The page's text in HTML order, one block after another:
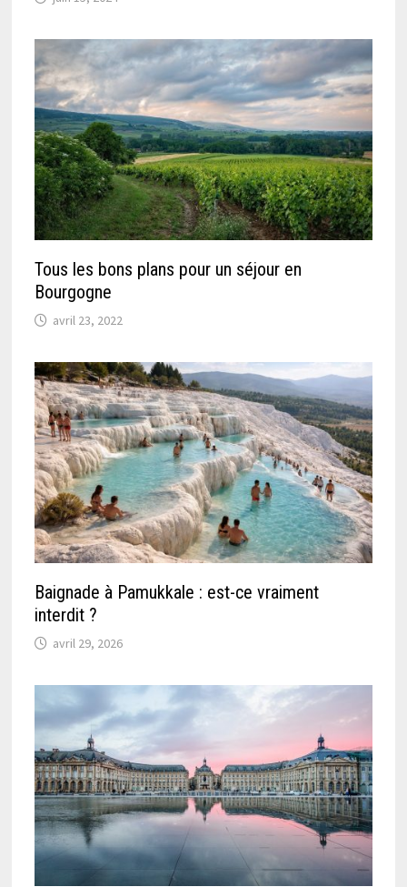
Tous les bons plans pour un séjour en
Bourgogne
avril 23, 2022
Baignade à Pamukkale : est-ce vraiment
interdit ?
avril 29, 2026